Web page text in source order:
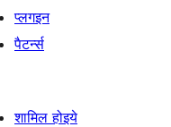
प्लगइन
पैटर्न्स
शामिल होइये